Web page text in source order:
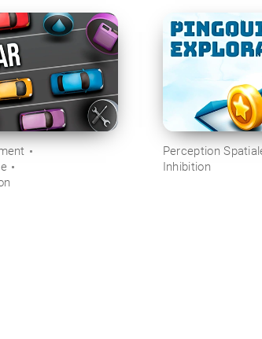
Perception
Inhibition